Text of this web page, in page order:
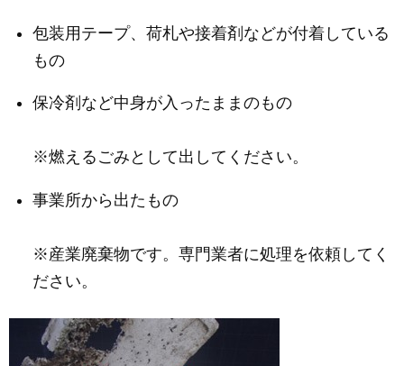
包装用テープ、荷札や接着剤などが付着している
もの
保冷剤など中身が入ったままのもの
※燃えるごみとして出してください。
事業所から出たもの
※産業廃棄物です。専門業者に処理を依頼してく
ださい。